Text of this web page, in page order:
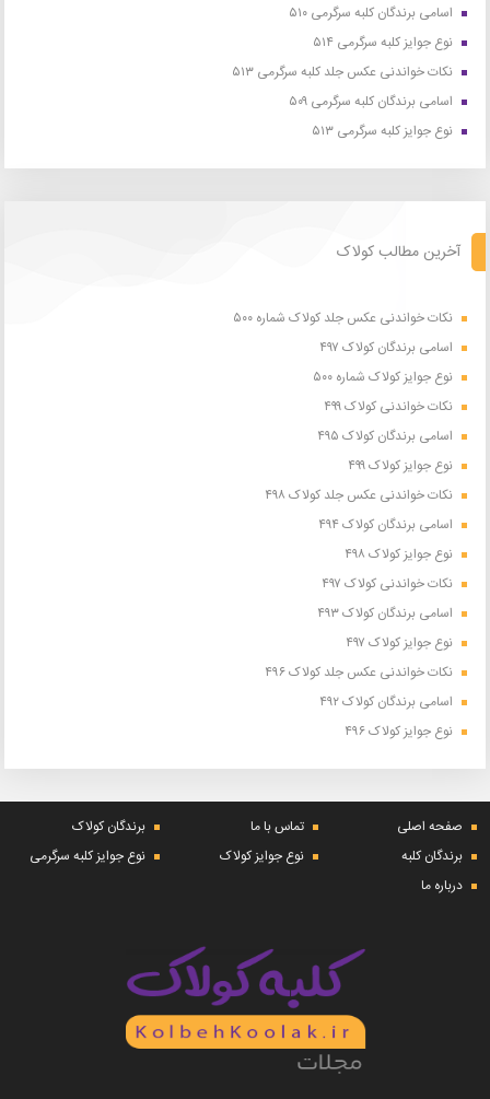
اسامی برندگان کلبه سرگرمی ۵۱۰
نوع جوایز کلبه سرگرمی ۵۱۴
نکات خواندنی عکس جلد کلبه سرگرمی ۵۱۳
اسامی برندگان کلبه سرگرمی ۵۰۹
نوع جوایز کلبه سرگرمی ۵۱۳
آخرین مطالب کولاک
نکات خواندنی عکس جلد کولاک شماره ۵۰۰
اسامی برندگان کولاک ۴۹۷
نوع جوایز کولاک شماره ۵۰۰
نکات خواندنی کولاک ۴۹۹
اسامی برندگان کولاک ۴۹۵
نوع جوایز کولاک ۴۹۹
نکات خواندنی عکس جلد کولاک ۴۹۸
اسامی برندگان کولاک ۴۹۴
نوع جوایز کولاک ۴۹۸
نکات خواندنی کولاک ۴۹۷
اسامی برندگان کولاک ۴۹۳
نوع جوایز کولاک ۴۹۷
نکات خواندنی عکس جلد کولاک ۴۹۶
اسامی برندگان کولاک ۴۹۲
نوع جوایز کولاک ۴۹۶
صفحه اصلی تماس با ما
برندگان کولاک
برندگان کلبه
نوع جوایز کولاک
نوع جوایز کلبه سرگرمی
درباره ما